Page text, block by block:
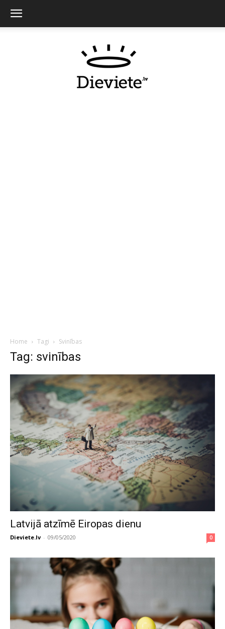
Home Tagi Svinības
Tag: svinības
Latvijā atzīmē Eiropas dienu
Dieviete.lv - 09/05/2020 0